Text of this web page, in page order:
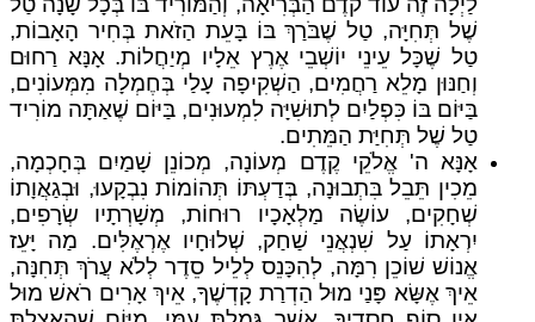
שֶׁל תְּחִיָּה, טַל שֶׁבֹּרַךְ בּוֹ בָּעֵת הַזֹאת בְּחִיר הָאָבוֹת,
טַל שֶׁכָּל עֵינֵי יוֹשְׁבֵי אֶרֶץ אֵלָיו מְיַחֲלוֹת. אָנָּא רַחוּם
וְחַנּוּן מָלֵא רַחֲמִים, הַשְׁקִיפָה עָלַי בְּחֶמְלָה מִמְּעוֹנִים,
בַּיּוֹם בּוֹ כִּפְלַיִם לְתוּשִׁיָּה לִמְעוּנִים, בַּיּוֹם שֶׁאַתָּה מוֹרִיד
טַל שֶׁל תְּחִיַּת הַמֵּתִים.
אָנָּא ה' אֱלֹקֵי קֶדֶם מְעוֹנָה, מְכוֹנֵן שָׁמַיִם בְּחָכְמָה,
מֵכִין תֵּבֵל בִּתְבוּנָה, בְּדַעְתּוֹ תְּהוֹמוֹת נִבְקָעוּ, וּבְגַאֲוָתוֹ
שְׁחָקִים, עוֹשֶׂה מַלְאָכָיו רוּחוֹת, מְשָׁרְתָיו שְׂרָפִים,
יִרְאָתוֹ עַל שִׁנְאֲנֵי שַׁחַק, שְׁלוּחָיו אֶרְאֶלִּים. מַה יָּעֵז
אֱנוֹשׁ שׁוֹכֵן רִמָּה, לְהִכָּנֵס לְלֵיל סֵדֶר לְלֹא עֲרֹךְ תְּחִנָּה,
אֵיךְ אֶשָּׂא פָּנַי מוּל הַדְרַת קָדְשֶׁךָ, אֵיךְ אָרִים רֹאשׁ מוּל